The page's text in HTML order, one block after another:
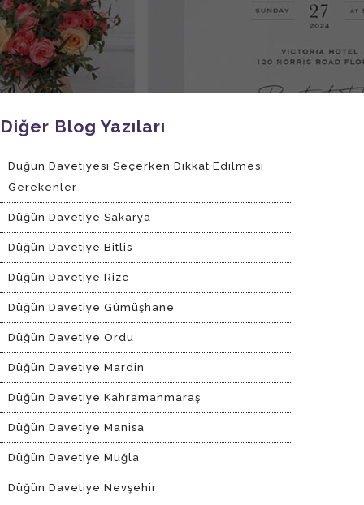
Diğer Blog Yazıları
Düğün Davetiyesi Seçerken Dikkat Edilmesi
Gerekenler
Düğün Davetiye Sakarya
Düğün Davetiye Bitlis
Düğün Davetiye Rize
Düğün Davetiye Gümüşhane
Düğün Davetiye Ordu
Düğün Davetiye Mardin
Düğün Davetiye Kahramanmaraş
Düğün Davetiye Manisa
Düğün Davetiye Muğla
Düğün Davetiye Nevşehir